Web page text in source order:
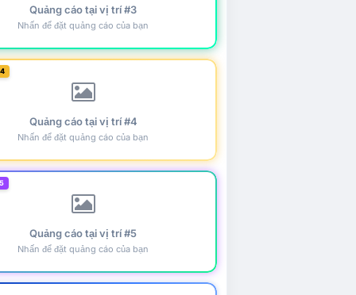
Quảng cáo tại vị trí #3
Nhấn để đặt quảng cáo của bạn
Quảng cáo tại vị trí #4
Nhấn để đặt quảng cáo của bạn
Quảng cáo tại vị trí #5
Nhấn để đặt quảng cáo của bạn